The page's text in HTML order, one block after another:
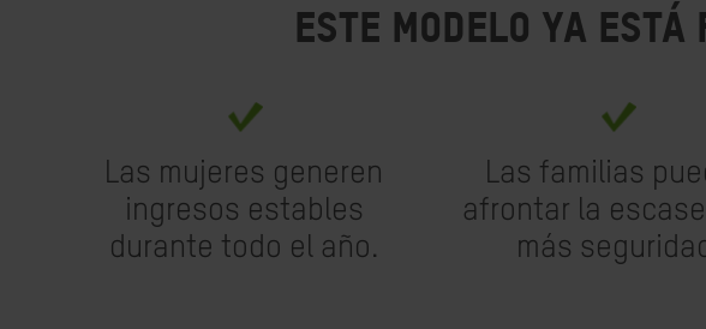
Este modelo ya está
Las mujeres generen
ingresos estables
durante todo el año.
Las familias
afrontar la
más